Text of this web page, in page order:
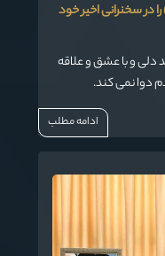
در سخنرانی اخیر خود
دلی و با عشق و علاقه
دوا نمی کند.
ادامه مطلب